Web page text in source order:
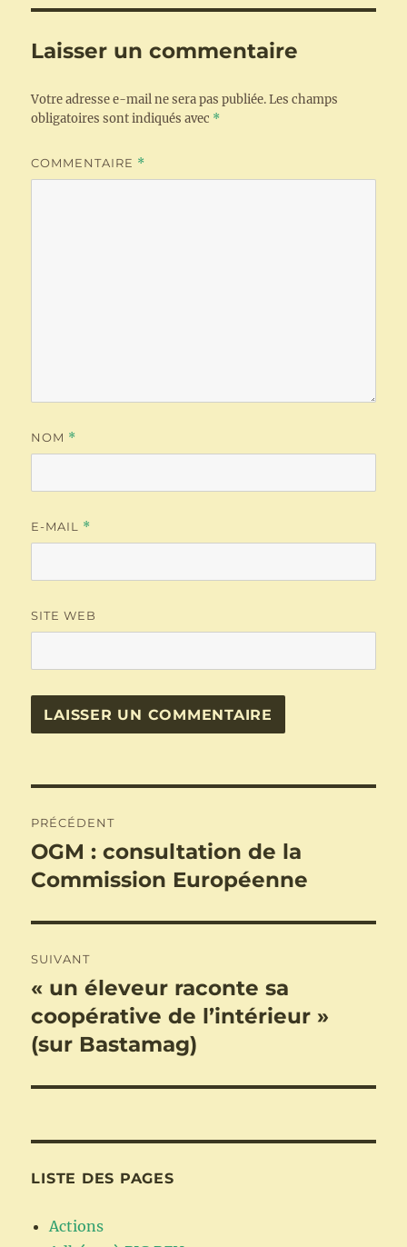
Laisser un commentaire
Votre adresse e-mail ne sera pas publiée. Les champs
obligatoires sont indiqués avec *
COMMENTAIRE *
NOM *
E-MAIL *
SITE WEB
de
l’article
PRÉCÉDENT
Publication
précédente :
OGM : consultation de la
Commission Européenne
SUIVANT
Publication
suivante :
« un éleveur raconte sa
coopérative de l’intérieur »
(sur Bastamag)
LISTE DES PAGES
Actions